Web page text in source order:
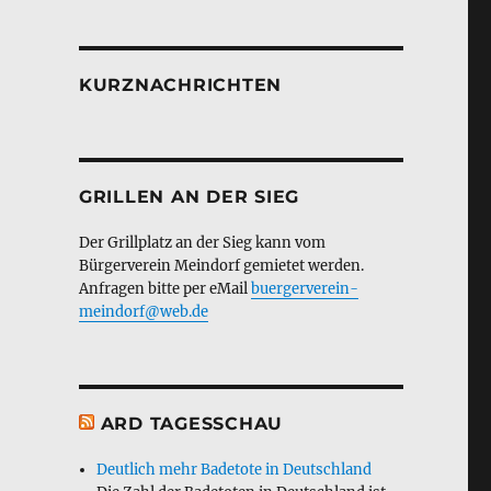
KURZNACHRICHTEN
GRILLEN AN DER SIEG
Der Grillplatz an der Sieg kann vom
Bürgerverein Meindorf gemietet werden.
Anfragen bitte per eMailbuergerverein-
meindorf@web.de
ARD TAGESSCHAU
Deutlich mehr Badetote in Deutschland